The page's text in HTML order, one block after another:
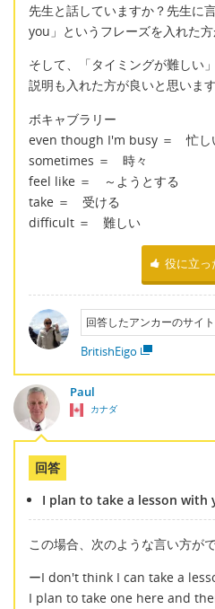
先生と話していますか？先生に
you」というフレーズを入れた方
そして、「タイミングが難しい
説明も入れた方が良いと思います
ボキャブラリー
even though I'm busy ＝ 忙し
sometimes ＝ 時々
feel like ＝ ～ようとする
take ＝ 受ける
difficult ＝ 難しい
役に立っ
回答したアンカーのサイト
BritishEigo
Paul
カナダ
回答
I plan to take a lesson with
この場合、次のような言い方がで
ーI don't think I can take a
I plan to take one here and